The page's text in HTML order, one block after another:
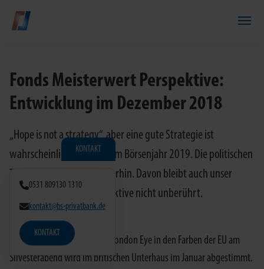
Zum Hauptinhalt springen
KONTAKT
0531 809130 1310
kontakt@bs-privatbank.de
KONTAKT
Fonds Meisterwert Perspektive:
Entwicklung im Dezember 2018
„Hope is not a strategy“, aber eine gute Strategie ist
wahrscheinlich vonnöten im Börsenjahr 2019. Die politischen
Themen dominieren weiterhin. Davon bleibt auch unser
Fonds Meisterwert Perspektive nicht unberührt.
Trotz eines unübersehbaren London Eye in den Farben der EU am
Silvesterabend wird im britischen Unterhaus im Januar abgestimmt.